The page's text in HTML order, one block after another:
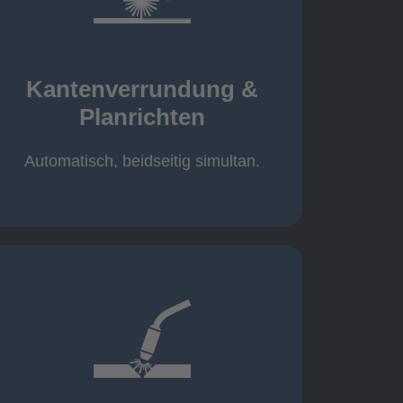
Kantenverrundung &
Planrichten
Automatisch, beidseitig simultan.
Kantenverrundung &
Planrichten
Cobot-Schweißzelle 2 x 1 x 1m /
400A, CMT, 1.000 kg